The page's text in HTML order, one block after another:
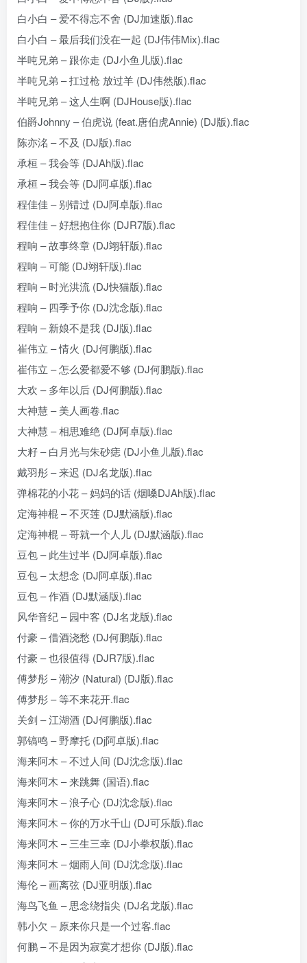
白小白 – 爱不得忘不舍 (DJ加速版).flac
白小白 – 最后我们没在一起 (DJ伟伟Mix).flac
半吨兄弟 – 跟你走 (DJ小鱼儿版).flac
半吨兄弟 – 扛过枪 放过羊 (DJ伟然版).flac
半吨兄弟 – 这人生啊 (DJHouse版).flac
伯爵Johnny – 伯虎说 (feat.唐伯虎Annie) (DJ版).flac
陈亦洺 – 不及 (DJ版).flac
承桓 – 我会等 (DJAh版).flac
承桓 – 我会等 (DJ阿卓版).flac
程佳佳 – 别错过 (DJ阿卓版).flac
程佳佳 – 好想抱住你 (DJR7版).flac
程响 – 故事终章 (DJ翊轩版).flac
程响 – 可能 (DJ翊轩版).flac
程响 – 时光洪流 (DJ快猫版).flac
程响 – 四季予你 (DJ沈念版).flac
程响 – 新娘不是我 (DJ版).flac
崔伟立 – 情火 (DJ何鹏版).flac
崔伟立 – 怎么爱都爱不够 (DJ何鹏版).flac
大欢 – 多年以后 (DJ何鹏版).flac
大神慧 – 美人画卷.flac
大神慧 – 相思难绝 (DJ阿卓版).flac
大籽 – 白月光与朱砂痣 (DJ小鱼儿版).flac
戴羽彤 – 来迟 (DJ名龙版).flac
弹棉花的小花 – 妈妈的话 (烟嗓DJAh版).flac
定海神棍 – 不灭莲 (DJ默涵版).flac
定海神棍 – 哥就一个人儿 (DJ默涵版).flac
豆包 – 此生过半 (DJ阿卓版).flac
豆包 – 太想念 (DJ阿卓版).flac
豆包 – 作酒 (DJ默涵版).flac
风华音纪 – 园中客 (DJ名龙版).flac
付豪 – 借酒浇愁 (DJ何鹏版).flac
付豪 – 也很值得 (DJR7版).flac
傅梦彤 – 潮汐 (Natural) (DJ版).flac
傅梦彤 – 等不来花开.flac
关剑 – 江湖酒 (DJ何鹏版).flac
郭镐鸣 – 野摩托 (Dj阿卓版).flac
海来阿木 – 不过人间 (DJ沈念版).flac
海来阿木 – 来跳舞 (国语).flac
海来阿木 – 浪子心 (DJ沈念版).flac
海来阿木 – 你的万水千山 (DJ可乐版).flac
海来阿木 – 三生三幸 (DJ小拳权版).flac
海来阿木 – 烟雨人间 (DJ沈念版).flac
海伦 – 画离弦 (DJ亚明版).flac
海鸟飞鱼 – 思念绕指尖 (DJ名龙版).flac
韩小欠 – 原来你只是一个过客.flac
何鹏 – 不是因为寂寞才想你 (DJ版).flac